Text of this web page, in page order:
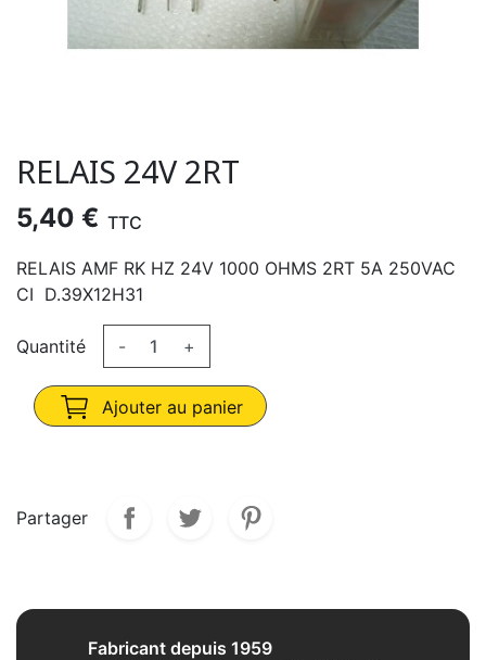
RELAIS 24V 2RT
5,40 € TTC
RELAIS AMF RK HZ 24V 1000 OHMS 2RT 5A 250VAC
CI D.39X12H31
Quantité - +
Ajouter au panier
Partager
Fabricant depuis 1959